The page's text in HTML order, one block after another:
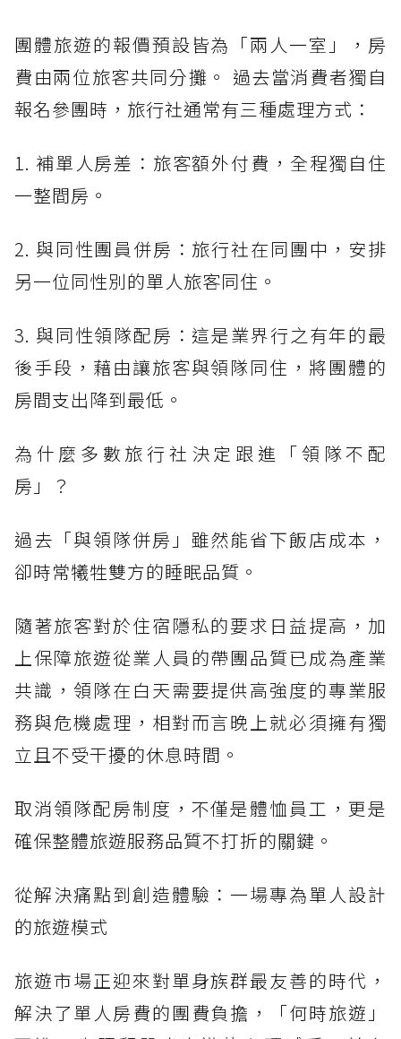
團體旅遊的報價預設皆為「兩人一室」，房
費由兩位旅客共同分攤。 過去當消費者獨自
報名參團時，旅行社通常有三種處理方式：
1. 補單人房差：旅客額外付費，全程獨自住
一整間房。
2. 與同性團員併房：旅行社在同團中，安排
另一位同性別的單人旅客同住。
3. 與同性領隊配房：這是業界行之有年的最
後手段，藉由讓旅客與領隊同住，將團體的
房間支出降到最低。
為什麼多數旅行社決定跟進「領隊不配
房」？
過去「與領隊併房」雖然能省下飯店成本，
卻時常犧牲雙方的睡眠品質。
隨著旅客對於住宿隱私的要求日益提高，加
上保障旅遊從業人員的帶團品質已成為產業
共識，領隊在白天需要提供高強度的專業服
務與危機處理，相對而言晚上就必須擁有獨
立且不受干擾的休息時間。
取消領隊配房制度，不僅是體恤員工，更是
確保整體旅遊服務品質不打折的關鍵。
從解決痛點到創造體驗：一場專為單人設計
的旅遊模式
旅遊市場正迎來對單身族群最友善的時代，
解決了單人房費的團費負擔，「何時旅遊」